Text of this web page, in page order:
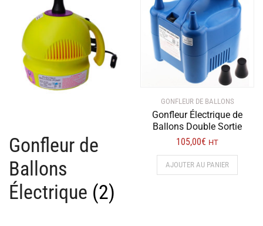
Gonfleur de
Ballons
Électrique (2)
GONFLEUR DE BALLONS
Gonfleur Électrique de
Ballons Double Sortie
105,00€ HT
AJOUTER AU PANIER